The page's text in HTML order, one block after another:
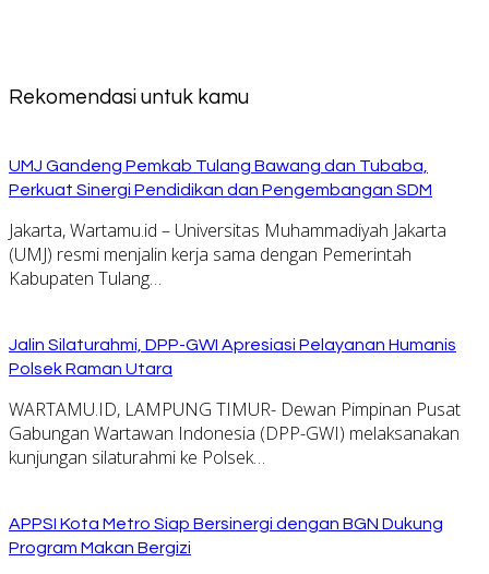
Rekomendasi untuk kamu
UMJ Gandeng Pemkab Tulang Bawang dan Tubaba,
Perkuat Sinergi Pendidikan dan Pengembangan SDM
Jakarta, Wartamu.id – Universitas Muhammadiyah Jakarta
(UMJ) resmi menjalin kerja sama dengan Pemerintah
Kabupaten Tulang…
Jalin Silaturahmi, DPP-GWI Apresiasi Pelayanan Humanis
Polsek Raman Utara
WARTAMU.ID, LAMPUNG TIMUR- Dewan Pimpinan Pusat
Gabungan Wartawan Indonesia (DPP-GWI) melaksanakan
kunjungan silaturahmi ke Polsek…
APPSI Kota Metro Siap Bersinergi dengan BGN Dukung
Program Makan Bergizi